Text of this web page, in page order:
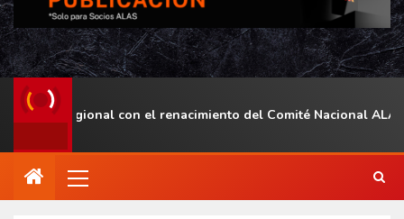
regional con el renacimiento del Comité Nacional ALAS